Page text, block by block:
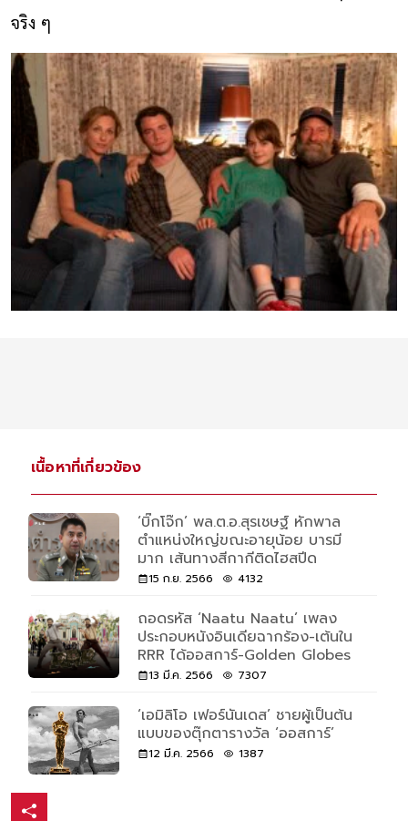
จริง ๆ
เนื้อหาที่เกี่ยวข้อง
‘บิ๊กโจ๊ก’ พล.ต.อ.สุรเชษฐ์ หักพาล
ตำแหน่งใหญ่ขณะอายุน้อย บารมี
มาก เส้นทางสีกากีติดไฮสปีด
15 ก.ย. 2566 4132
ถอดรหัส ‘Naatu Naatu’ เพลง
ประกอบหนังอินเดียฉากร้อง-เต้นใน
RRR ได้ออสการ์-Golden Globes
13 มี.ค. 2566 7307
‘เอมิลิโอ เฟอร์นันเดส’ ชายผู้เป็นต้น
แบบของตุ๊กตารางวัล ‘ออสการ์’
12 มี.ค. 2566 1387